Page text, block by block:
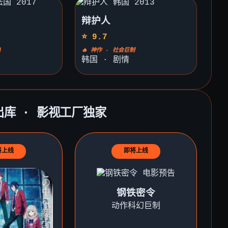
辩护人
⭐ 9.7
🔥 神作 · 社会巨制
韩国 · 剧情
库 · 影视工厂独家
上线 即将上线
钢铁密令
动作科幻巨制